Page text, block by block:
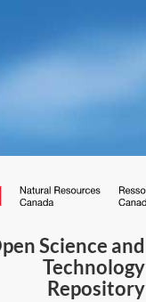
Science and
Technology
Repository